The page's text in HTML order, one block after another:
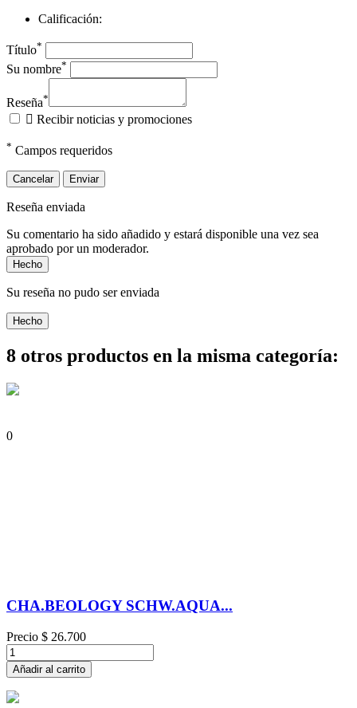
Calificación:
Título*
Su nombre*
Reseña*
 Recibir noticias y promociones
* Campos requeridos
Cancelar Enviar
Reseña enviada
Su comentario ha sido añadido y estará disponible una vez sea
aprobado por un moderador.
Hecho
Su reseña no pudo ser enviada
Hecho
8 otros productos en la misma categoría:
0
CHA.BEOLOGY SCHW.AQUA...
Precio $ 26.700
Añadir al carrito